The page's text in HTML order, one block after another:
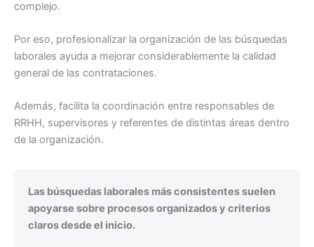
complejo.
Por eso, profesionalizar la organización de las búsquedas
laborales ayuda a mejorar considerablemente la calidad
general de las contrataciones.
Además, facilita la coordinación entre responsables de
RRHH, supervisores y referentes de distintas áreas dentro
de la organización.
Las búsquedas laborales más consistentes suelen
apoyarse sobre procesos organizados y criterios
claros desde el inicio.